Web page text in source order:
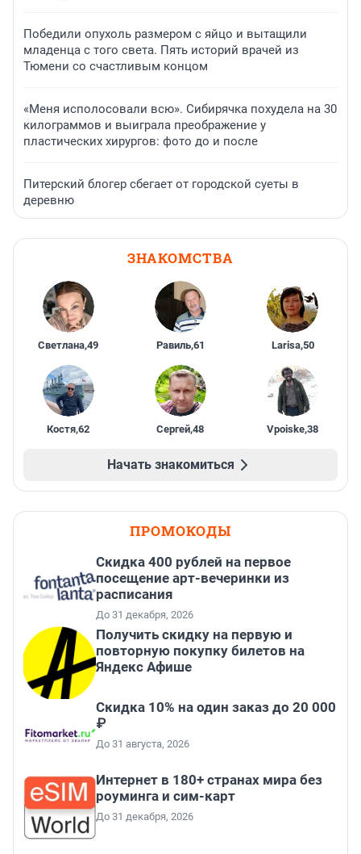
Победили опухоль размером с яйцо и вытащили
младенца с того света. Пять историй врачей из
Тюмени со счастливым концом
«Меня исполосовали всю». Сибирячка похудела на 30
килограммов и выиграла преображение у
пластических хирургов: фото до и после
Питерский блогер сбегает от городской суеты в
деревню
ЗНАКОМСТВА
Светлана,49 Равиль,61 Larisa,50
Костя,62 Сергей,48 Vpoiske,38
Начать знакомиться
ПРОМОКОДЫ
Cкидка 400 рублей на первое
посещение арт-вечеринки из
расписания
До 31 декабря, 2026
Получить скидку на первую и
повторную покупку билетов на
Яндекс Афише
Скидка 10% на один заказ до 20 000
₽
До 31 августа, 2026
Интернет в 180+ странах мира без
роуминга и сим-карт
До 31 декабря, 2026